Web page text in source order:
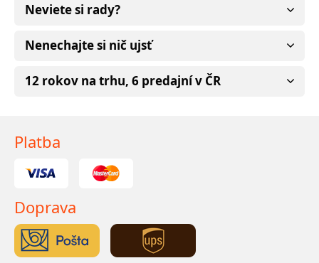
Neviete si rady?
Nenechajte si nič ujsť
12 rokov na trhu, 6 predajní v ČR
Platba
Doprava